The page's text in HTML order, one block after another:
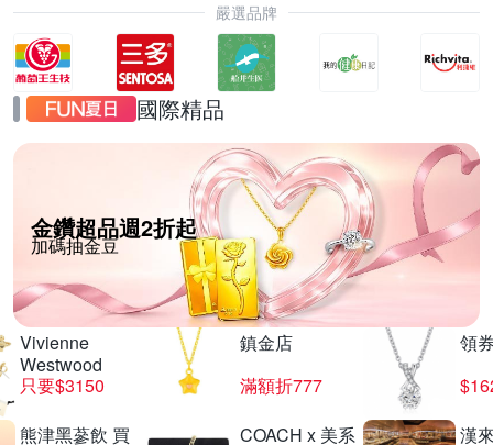
嚴選品牌
國際精品
金鑽超品週2折起
加碼抽金豆
Vivienne
Westwood
只要$3150
鎮金店
滿額折777
領
熊津黑蔘飲 買
COACH x 美系
漢